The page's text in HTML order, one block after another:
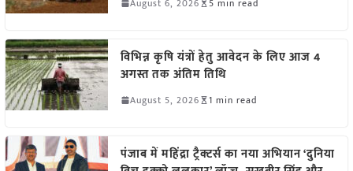
विभिन्न कृषि यंत्रों हेतु आवेदन के लिए आज 4
अगस्त तक अंतिम तिथि
August 5, 2026 1 min read
पंजाब में महिंद्रा ट्रैक्टर्स का नया अभियान ‘दुनिया